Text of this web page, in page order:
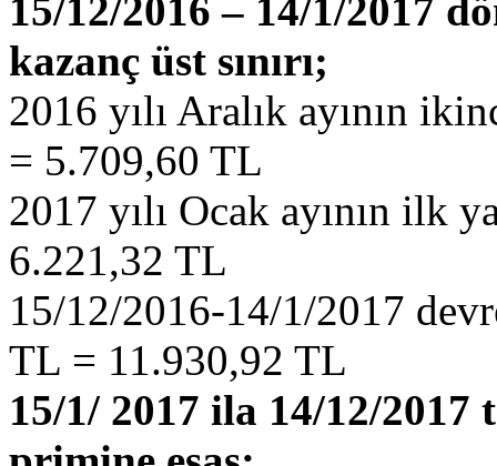
15/12/2016 – 14/1/2017
kazanç üst sınırı;
2016 yılı Aralık ayının
= 5.709,60 TL
2017 yılı Ocak ayının ilk
6.221,32 TL
15/12/2016-14/1/2017
TL = 11.930,92 TL
15/1/ 2017 ila 14/12/